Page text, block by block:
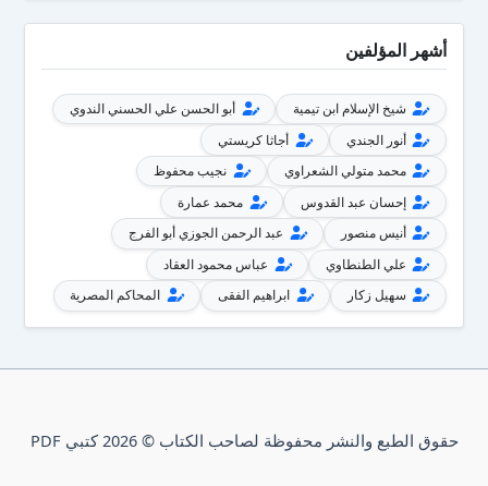
أشهر المؤلفين
شيخ الإسلام ابن تيمية
أبو الحسن علي الحسني الندوي
أنور الجندي
أجاثا كريستي
محمد متولي الشعراوي
نجيب محفوظ
إحسان عبد القدوس
محمد عمارة
أنيس منصور
عبد الرحمن الجوزي أبو الفرج
علي الطنطاوي
عباس محمود العقاد
سهيل زكار
ابراهيم الفقى المحاكم المصرية
حقوق الطبع والنشر محفوظة لصاحب الكتاب © 2026 كتبي PDF